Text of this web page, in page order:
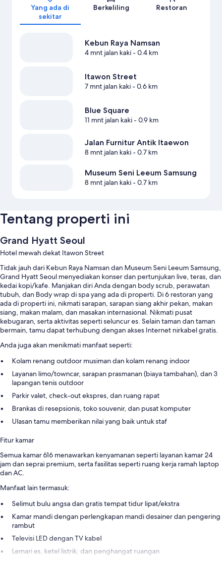
Yang ada di
sekitar
Berkeliling Restoran
Kebun Raya Namsan
4 mnt jalan kaki- 0.4 km
Itawon Street
7 mnt jalan kaki- 0.6 km
Blue Square
11 mnt jalan kaki- 0.9 km
Jalan Furnitur Antik Itaewon
8 mnt jalan kaki- 0.7 km
Museum Seni Leeum Samsung
8 mnt jalan kaki- 0.7 km
Tentang properti ini
Grand Hyatt Seoul
Hotel mewah dekat Itawon Street
Tidak jauh dari Kebun Raya Namsan dan Museum Seni Leeum Samsung,
Grand Hyatt Seoul menyediakan konser dan pertunjukan live, teras, dan
kedai kopi/kafe. Manjakan diri Anda dengan body scrub, perawatan
tubuh, dan Body wrap di spa yang ada di properti. Di 6 restoran yang
ada di properti ini, nikmati sarapan, sarapan siang akhir pekan, makan
siang, makan malam, dan masakan internasional. Nikmati pusat
kebugaran, serta aktivitas seperti seluncur es. Selain taman dan taman
bermain, tamu dapat terhubung dengan akses Internet nirkabel gratis.
Anda juga akan menikmati manfaat seperti:
Kolam renang outdoor musiman dan kolam renang indoor
Layanan limo/towncar, sarapan prasmanan (biaya tambahan), dan 3
lapangan tenis outdoor
Parkir valet, check-out ekspres, dan ruang rapat
Brankas di resepsionis, toko souvenir, dan pusat komputer
Ulasan tamu memberikan nilai yang baik untuk staf
Fitur kamar
Semua kamar 616 menawarkan kenyamanan seperti layanan kamar 24
jam dan seprai premium, serta fasilitas seperti ruang kerja ramah laptop
dan AC.
Manfaat lain termasuk:
Selimut bulu angsa dan gratis tempat tidur lipat/ekstra
Kamar mandi dengan perlengkapan mandi desainer dan pengering
rambut
Televisi LED dengan TV kabel
Lemari es, ketel listrik, dan penghangat ruangan